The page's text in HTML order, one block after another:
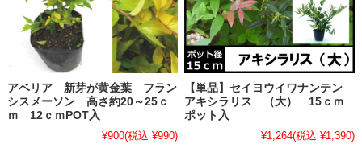
アベリア 新芽が黄金葉 フラン
シスメーソン 高さ約20～25ｃ
ｍ 12ｃｍPOT入
¥900(税込 ¥990)
【単品】セイヨウイワナンテン
アキシラリス （大） 15ｃｍ
ポット入
¥1,264(税込 ¥1,390)